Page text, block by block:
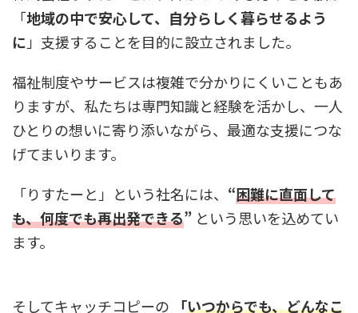
「地域の中で安心して、自分らしく暮らせるよう
に 」支援することを目的に設立されました。
福祉制度やサービスは複雑で分かりにくいこともあ
りますが、私たちは専門知識と経験を活かし、一人
ひとりの想いに寄り添いながら、最適な支援につな
げてまいります。
「りすたーと」という社名には、 “困難に直面して
も、何度でも再出発できる” という思いを込めてい
ます。
そしてキャッチコピーの 「いつからでも、どんなこ